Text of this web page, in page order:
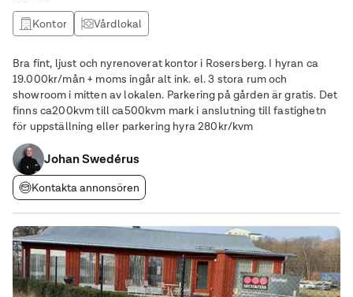
Kontor Vårdlokal
Bra fint, ljust och nyrenoverat kontor i Rosersberg. I hyran ca
19.000kr/mån + moms ingår alt ink. el. 3 stora rum och
showroom i mitten av lokalen. Parkering på gården är gratis. Det
finns ca200kvm till ca500kvm mark i anslutning till fastighetn
för uppställning eller parkering hyra 280kr/kvm
Johan Swedérus
Kontakta annonsören